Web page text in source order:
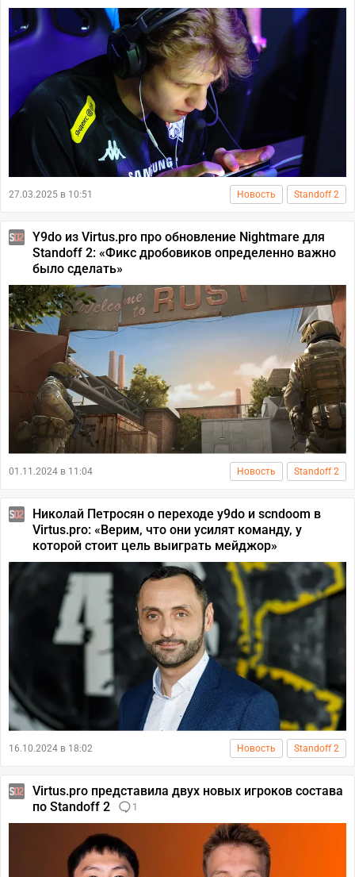
27.03.2025 в 10:51 Новость Standoff 2
Y9do из Virtus.pro про обновление Nightmare для
Standoff 2: «Фикс дробовиков определенно важно
было сделать»
01.11.2024 в 11:04 Новость Standoff 2
Николай Петросян о переходе y9do и scndoom в
Virtus.pro: «Верим, что они усилят команду, у
которой стоит цель выиграть мейджор»
16.10.2024 в 18:02 Новость Standoff 2
Virtus.pro представила двух новых игроков состава
по Standoff 2
1